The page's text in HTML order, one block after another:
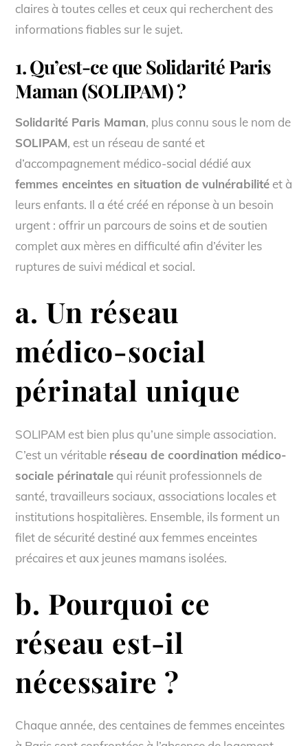
claires à toutes celles et ceux qui recherchent des
informations fiables sur le sujet.
1. Qu’est-ce que Solidarité Paris
Maman (SOLIPAM) ?
Solidarité Paris Maman, plus connu sous le nom de
SOLIPAM, est un réseau de santé et
d’accompagnement médico-social dédié aux
femmes enceintes en situation de vulnérabilité et à
leurs enfants. Il a été créé en réponse à un besoin
urgent : offrir un parcours de soins et de soutien
complet aux mères en difficulté afin d’éviter les
ruptures de suivi médical et social.
a. Un réseau
médico-social
périnatal unique
SOLIPAM est bien plus qu’une simple association.
C’est un véritable réseau de coordination médico-
sociale périnatale qui réunit professionnels de
santé, travailleurs sociaux, associations locales et
institutions hospitalières. Ensemble, ils forment un
filet de sécurité destiné aux femmes enceintes
précaires et aux jeunes mamans isolées.
b. Pourquoi ce
réseau est-il
nécessaire ?
Chaque année, des centaines de femmes enceintes